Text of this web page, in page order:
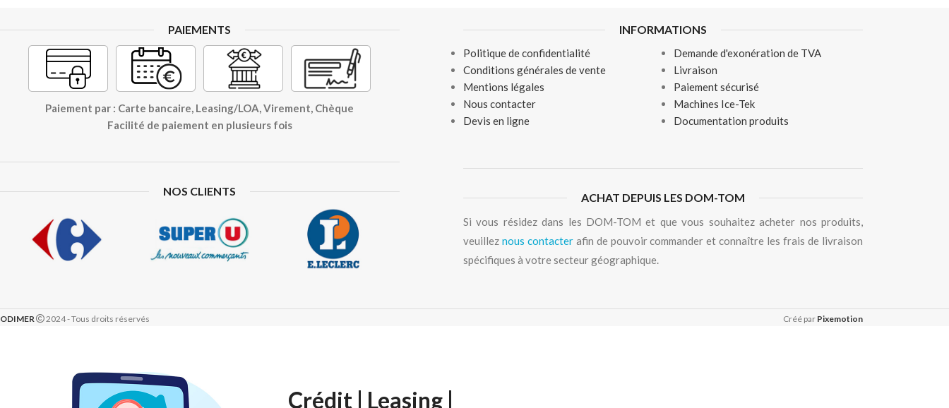
PAIEMENTS
Paiement par : Carte bancaire, Leasing/LOA, Virement, Chèque
Facilité de paiement en plusieurs fois
NOS CLIENTS
INFORMATIONS
Politique de confidentialité
Conditions générales de vente
Mentions légales
Nous contacter
Devis en ligne
Demande d'exonération de TVA
Livraison
Paiement sécurisé
Machines Ice-Tek
Documentation produits
ACHAT DEPUIS LES DOM-TOM
Si vous résidez dans les DOM-TOM et que vous souhaitez acheter nos produits,
veuillez nous contacterafin de pouvoir commander et connaître les frais de livraison
spécifiques à votre secteur géographique.
ODIMER 2024 - Tous droits réservés Créé par Pixemotion